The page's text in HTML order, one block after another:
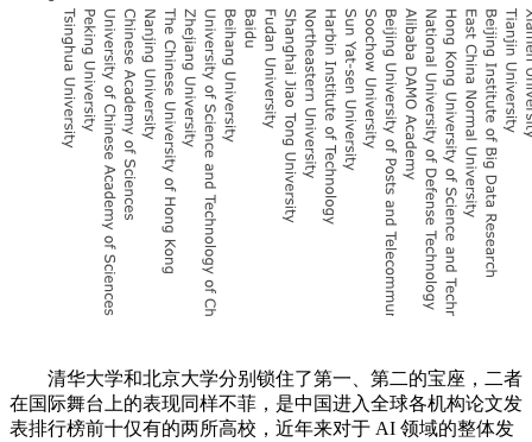
清华大学和北京大学分别锁住了第一、第二的宝座，二者
在国际舞台上的表现同样不菲，是中国进入全球各机构论文发
表排行榜前十仅有的两所高校，近年来对于 AI 领域的整体发